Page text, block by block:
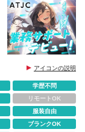
アイコンの説明
学歴不問
リモートOK
服装自由
ブランクOK